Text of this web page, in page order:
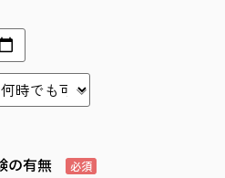
の有無 必須